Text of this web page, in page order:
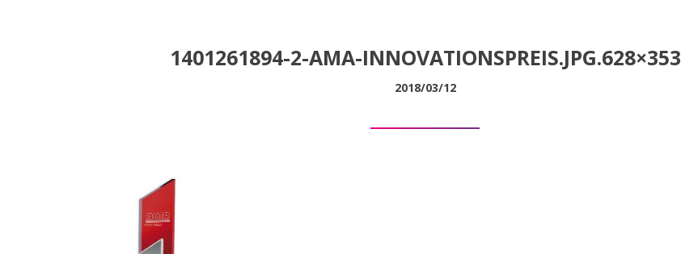
1401261894-2-AMA-INNOVATIONSPREIS.JPG.628×353
2018/03/12